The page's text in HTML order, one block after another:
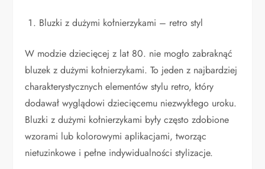
Bluzki z dużymi kołnierzykami – retro styl
W modzie dziecięcej z lat 80. nie mogło zabraknąć
bluzek z dużymi kołnierzykami. To jeden z najbardziej
charakterystycznych elementów stylu retro, który
dodawał wyglądowi dziecięcemu niezwykłego uroku.
Bluzki z dużymi kołnierzykami były często zdobione
wzorami lub kolorowymi aplikacjami, tworząc
nietuzinkowe i pełne indywidualności stylizacje.